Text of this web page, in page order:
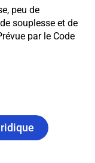
peu de
souplesse et de
par le Code